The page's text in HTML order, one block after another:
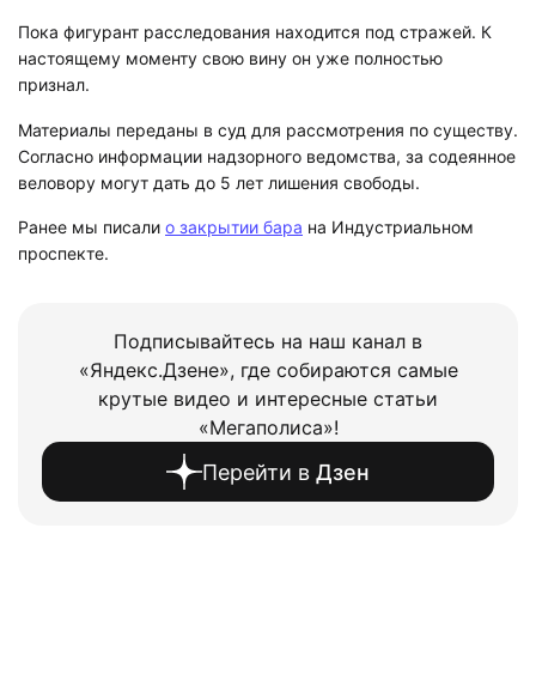
Пока фигурант расследования находится под стражей. К
настоящему моменту свою вину он уже полностью
признал.
Материалы переданы в суд для рассмотрения по существу.
Согласно информации надзорного ведомства, за содеянное
веловору могут дать до 5 лет лишения свободы.
Ранее мы писали о закрытии бара на Индустриальном
проспекте.
Подписывайтесь на наш канал в
«Яндекс.Дзене», где собираются самые
крутые видео и интересные статьи
«Мегаполиса»!
Перейти в Дзен